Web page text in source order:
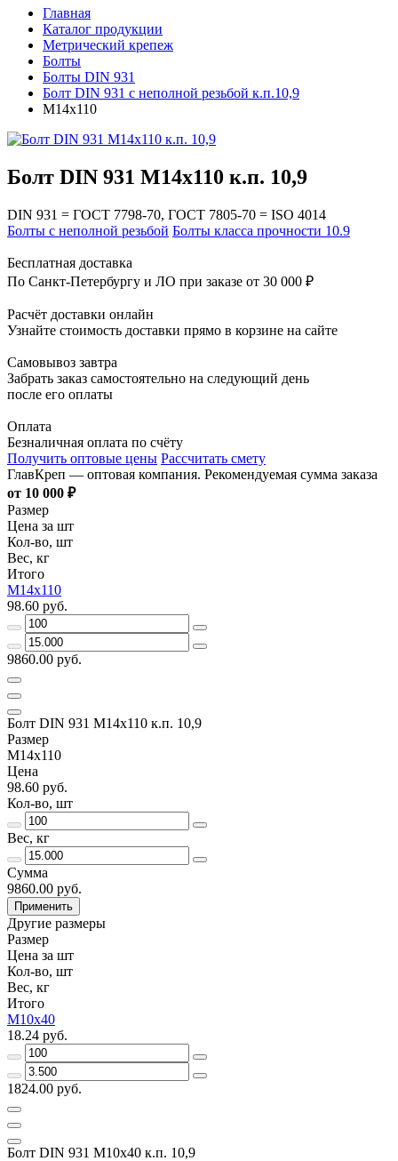
Главная
Каталог продукции
Метрический крепеж
Болты
Болты DIN 931
Болт DIN 931 с неполной резьбой к.п.10,9
М14х110
Болт DIN 931 М14х110 к.п. 10,9
DIN 931 = ГОСТ 7798-70, ГОСТ 7805-70 = ISO 4014
Болты с неполной резьбой Болты класса прочности 10.9
Бесплатная доставка
По Санкт-Петербургу и ЛО при заказе от 30 000 ₽
Расчёт доставки онлайн
Узнайте стоимость доставки прямо в корзине на сайте
Самовывоз завтра
Забрать заказ самостоятельно на следующий день
после его оплаты
Оплата
Безналичная оплата по счёту
Получить оптовые цены Рассчитать смету
ГлавКреп — оптовая компания. Рекомендуемая сумма заказа
от 10 000 ₽
Размер
Цена за шт
Кол-во, шт
Вес, кг
Итого
М14х110
98.60 руб.
9860.00 руб.
Болт DIN 931 М14х110 к.п. 10,9
Размер
М14х110
Цена
98.60 руб.
Кол-во, шт
Вес, кг
Сумма
9860.00 руб.
Применить
Другие размеры
Размер
Цена за шт
Кол-во, шт
Вес, кг
Итого
М10х40
18.24 руб.
1824.00 руб.
Болт DIN 931 М10х40 к.п. 10,9